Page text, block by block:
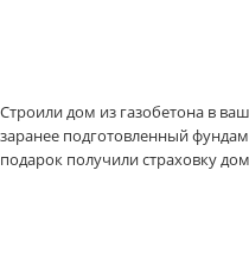
Строили дом из газобетона в
заранее подготовленный
подарок получили страховку